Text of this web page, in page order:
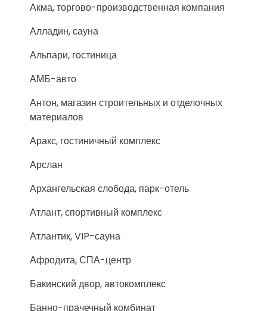
Акма, торгово-производственная компания
Алладин, сауна
Альпари, гостиница
АМБ-авто
Антон, магазин строительных и отделочных
материалов
Аракс, гостиничный комплекс
Арслан
Архангельская слобода, парк-отель
Атлант, спортивный комплекс
Атлантик, VIP-сауна
Афродита, СПА-центр
Бакинский двор, автокомплекс
Банно-прачечный комбинат